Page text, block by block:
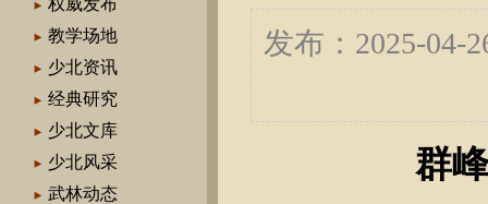
权威发布
教学场地
少北资讯
经典研究
少北文库
少北风采
武林动态
发布：2025-
群